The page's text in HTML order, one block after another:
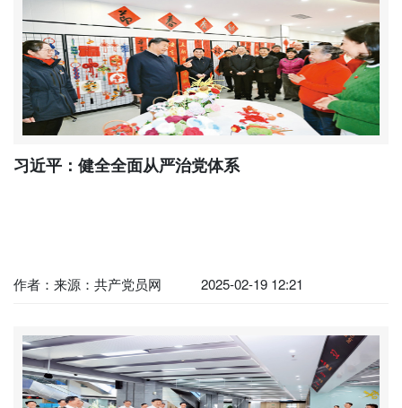
习近平：健全全面从严治党体系
作者：来源：共产党员网 2025-02-19 12:21